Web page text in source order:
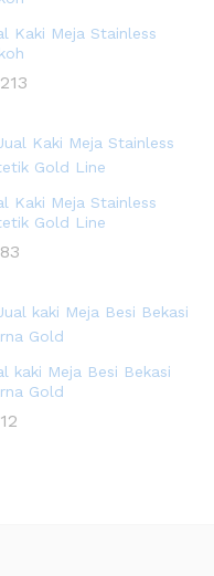
Kaki Meja Stainless
213
Kaki Meja Stainless
Gold Line
83
kaki Meja Besi Bekasi
Gold
12